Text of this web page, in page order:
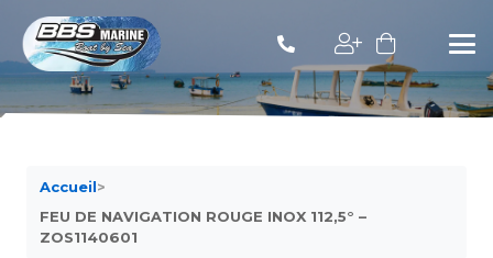
Accueil>
FEU DE NAVIGATION ROUGE INOX 112,5° –
ZOS1140601